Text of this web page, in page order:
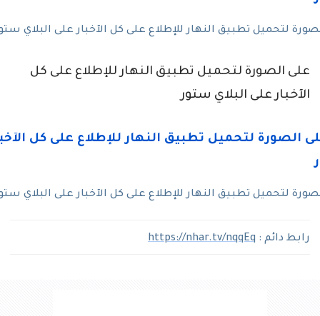
لتحميل تطبيق النهار للإطلاع على كل الآخبار على البلاي
على الصورة لتحميل تطبيق النهار للإطلاع على كل
الآخبار على البلاي ستور
لتحميل تطبيق النهار للإطلاع على كل الآخبار على البلاي
رابط دائم : https://nhar.tv/nqqEq